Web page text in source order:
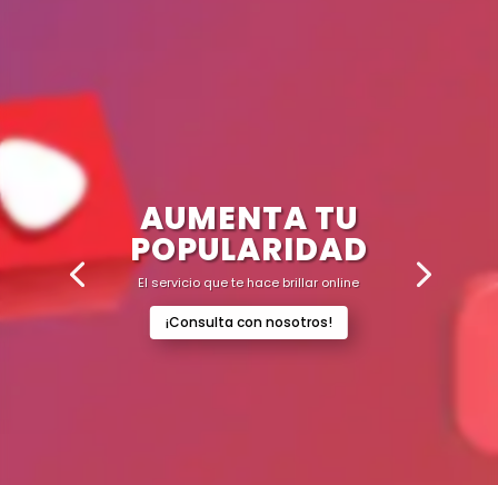
AUMENTA TU
POPULARIDAD
El servicio que te hace brillar online
¡Consulta con nosotros!